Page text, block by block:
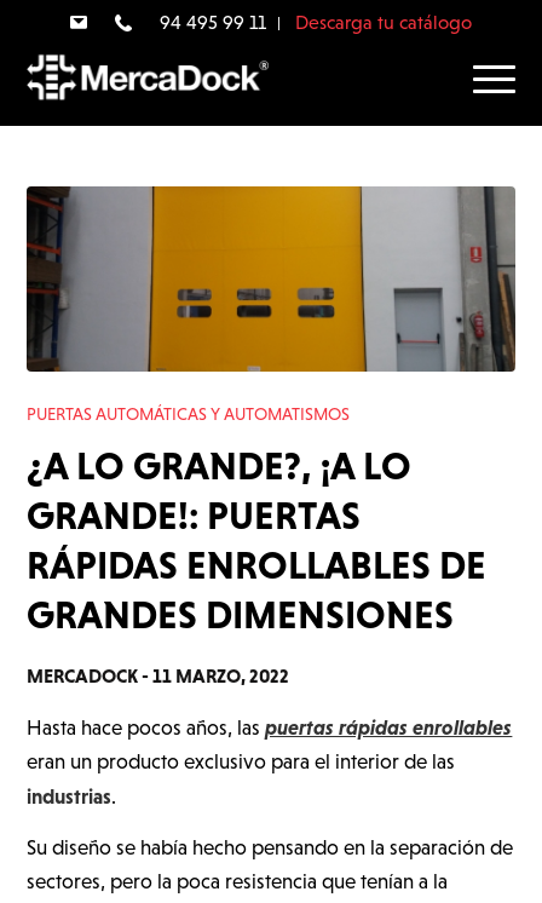
94 495 99 11 Descarga tu catálogo
PUERTAS AUTOMÁTICAS Y AUTOMATISMOS
¿A LO GRANDE?, ¡A LO
GRANDE!: PUERTAS
RÁPIDAS ENROLLABLES DE
GRANDES DIMENSIONES
MERCADOCK -11 MARZO, 2022
Hasta hace pocos años, laspuertas rápidas enrollables
eran un producto exclusivo para el interior de las
industrias.
Su diseño se había hecho pensando en la separación de
sectores, pero la poca resistencia que tenían a la